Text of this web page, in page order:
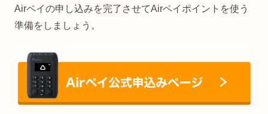
Airペイの申し込みを完了させてAirペイポイントを使う
準備をしましょう。